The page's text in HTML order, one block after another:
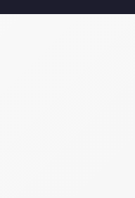
GmbH - SEO/SEA